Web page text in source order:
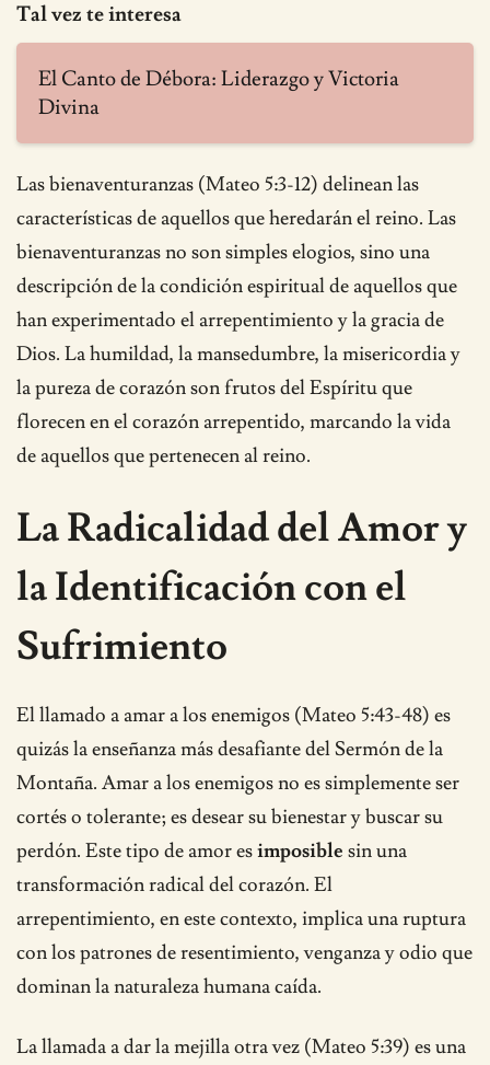
Tal vez te interesa
El Canto de Débora: Liderazgo y Victoria
Divina
Las bienaventuranzas (Mateo 5:3-12) delinean las
características de aquellos que heredarán el reino. Las
bienaventuranzas no son simples elogios, sino una
descripción de la condición espiritual de aquellos que
han experimentado el arrepentimiento y la gracia de
Dios. La humildad, la mansedumbre, la misericordia y
la pureza de corazón son frutos del Espíritu que
florecen en el corazón arrepentido, marcando la vida
de aquellos que pertenecen al reino.
La Radicalidad del Amor y
la Identificación con el
Sufrimiento
El llamado a amar a los enemigos (Mateo 5:43-48) es
quizás la enseñanza más desafiante del Sermón de la
Montaña. Amar a los enemigos no es simplemente ser
cortés o tolerante; es desear su bienestar y buscar su
perdón. Este tipo de amor esimposible sin una
transformación radical del corazón. El
arrepentimiento, en este contexto, implica una ruptura
con los patrones de resentimiento, venganza y odio que
dominan la naturaleza humana caída.
La llamada a dar la mejilla otra vez (Mateo 5:39) es una